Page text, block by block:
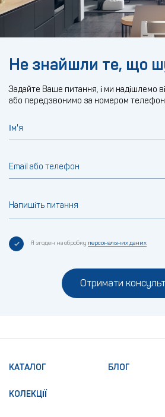
Не знайшли те, що
Задайте Ваше питання, і ми надішлемо
або передзвонимо за номером
Ім'я
Email або телефон
Напишіть питання
Я згоден на обробку персональних даних
Отримати
КАТАЛОГ
КОЛЕКЦІЇ
БЛОГ